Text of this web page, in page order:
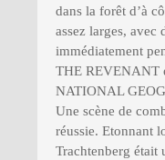
dans la forêt d’à
assez larges, avec
immédiatement
THE REVENANT
NATIONAL
Une scène de
réussie. Etonnant
Trachtenberg était